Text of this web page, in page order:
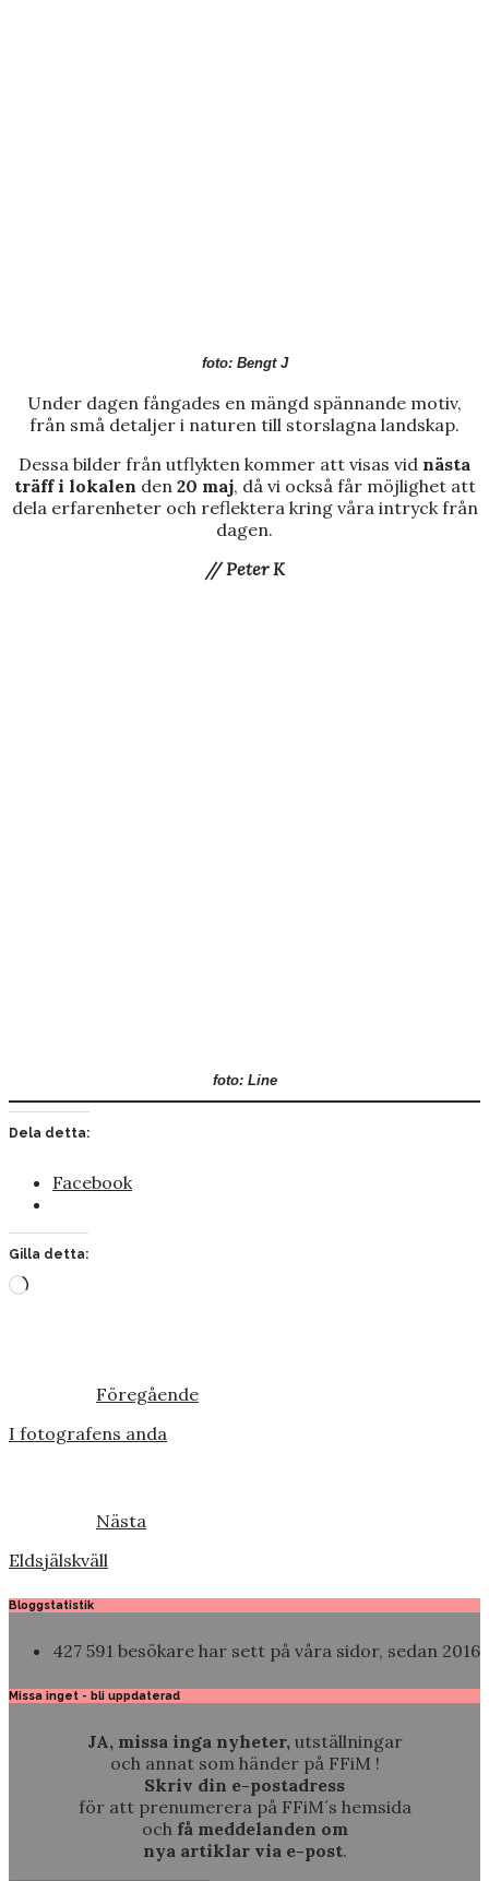
foto: Bengt J
Under dagen fångades en mängd spännande motiv,
från små detaljer i naturen till storslagna landskap.
Dessa bilder från utflykten kommer att visas vid nästa
träff i lokalen den 20 maj, då vi också får möjlighet att
dela erfarenheter och reflektera kring våra intryck från
dagen.
// Peter K
foto: Line
Dela detta:
Facebook
Gilla detta:
Laddar
Föregående
I fotografens anda
Nästa
Eldsjälskväll
Bloggstatistik
427 591 besökare har sett på våra sidor, sedan 2016
Missa inget - bli uppdaterad
JA, missa inga nyheter, utställningar
och annat som händer på FFiM !
Skriv din e-postadress
för att prenumerera på FFiM´s hemsida
och få meddelanden om
nya artiklar via e-post.